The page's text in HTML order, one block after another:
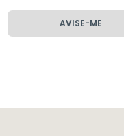
AVISE-ME